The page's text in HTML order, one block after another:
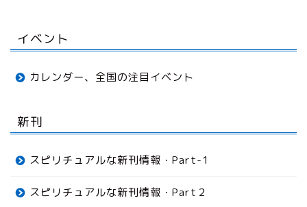
イベント
カレンダー、全国の注目イベント
新刊
スピリチュアルな新刊情報・Part-1
スピリチュアルな新刊情報・Part２